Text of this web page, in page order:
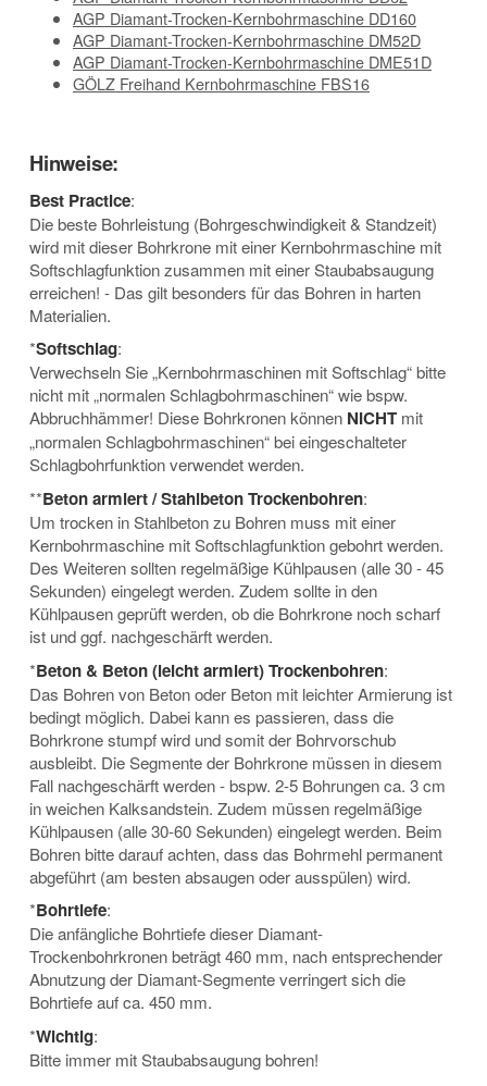
AGP Diamant-Trocken-Kernbohrmaschine DD160
AGP Diamant-Trocken-Kernbohrmaschine DM52D
AGP Diamant-Trocken-Kernbohrmaschine DME51D
GÖLZ Freihand Kernbohrmaschine FBS16
Hinweise:
Best Practice:
Die beste Bohrleistung (Bohrgeschwindigkeit & Standzeit)
wird mit dieser Bohrkrone mit einer Kernbohrmaschine mit
Softschlagfunktion zusammen mit einer Staubabsaugung
erreichen! - Das gilt besonders für das Bohren in harten
Materialien.
*Softschlag:
Verwechseln Sie „Kernbohrmaschinen mit Softschlag“ bitte
nicht mit „normalen Schlagbohrmaschinen“ wie bspw.
Abbruchhämmer! Diese Bohrkronen können NICHT mit
„normalen Schlagbohrmaschinen“ bei eingeschalteter
Schlagbohrfunktion verwendet werden.
**Beton armiert / Stahlbeton Trockenbohren:
Um trocken in Stahlbeton zu Bohren muss mit einer
Kernbohrmaschine mit Softschlagfunktion gebohrt werden.
Des Weiteren sollten regelmäßige Kühlpausen (alle 30 - 45
Sekunden) eingelegt werden. Zudem sollte in den
Kühlpausen geprüft werden, ob die Bohrkrone noch scharf
ist und ggf. nachgeschärft werden.
*Beton & Beton (leicht armiert) Trockenbohren:
Das Bohren von Beton oder Beton mit leichter Armierung ist
bedingt möglich. Dabei kann es passieren, dass die
Bohrkrone stumpf wird und somit der Bohrvorschub
ausbleibt. Die Segmente der Bohrkrone müssen in diesem
Fall nachgeschärft werden - bspw. 2-5 Bohrungen ca. 3 cm
in weichen Kalksandstein. Zudem müssen regelmäßige
Kühlpausen (alle 30-60 Sekunden) eingelegt werden. Beim
Bohren bitte darauf achten, dass das Bohrmehl permanent
abgeführt (am besten absaugen oder ausspülen) wird.
*Bohrtiefe:
Die anfängliche Bohrtiefe dieser Diamant-
Trockenbohrkronen beträgt 460 mm, nach entsprechender
Abnutzung der Diamant-Segmente verringert sich die
Bohrtiefe auf ca. 450 mm.
*Wichtig:
Bitte immer mit Staubabsaugung bohren!